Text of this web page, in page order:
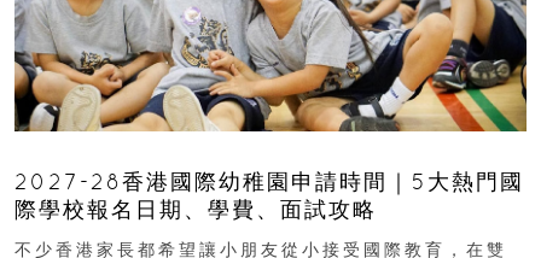
2027-28香港國際幼稚園申請時間｜5大熱門國
際學校報名日期、學費、面試攻略
不少香港家長都希望讓小朋友從小接受國際教育，在雙